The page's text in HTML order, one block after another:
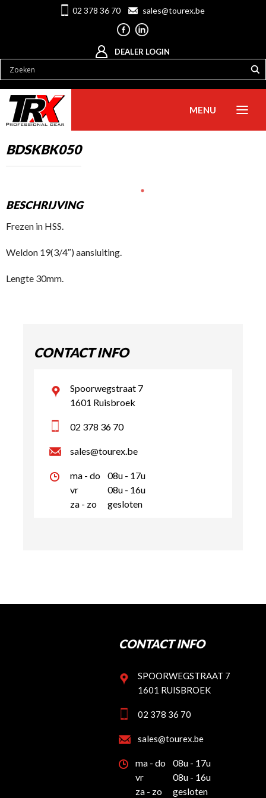
02 378 36 70 sales@tourex.be
DEALER LOGIN
MENU
BDSKBK050
BESCHRIJVING
Frezen in HSS.
Weldon 19(3/4″) aansluiting.
Lengte 30mm.
CONTACT INFO
Spoorwegstraat 7
1601 Ruisbroek
02 378 36 70
sales@tourex.be
ma - do
08u - 17u
vr
08u - 16u
za - zo
gesloten
CONTACT INFO
SPOORWEGSTRAAT 7
1601 RUISBROEK
02 378 36 70
sales@tourex.be
ma - do
08u - 17u
vr
08u - 16u
za - zo
gesloten